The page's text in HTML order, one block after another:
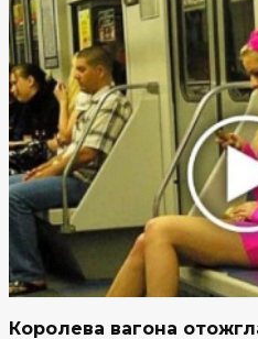
Королева вагона